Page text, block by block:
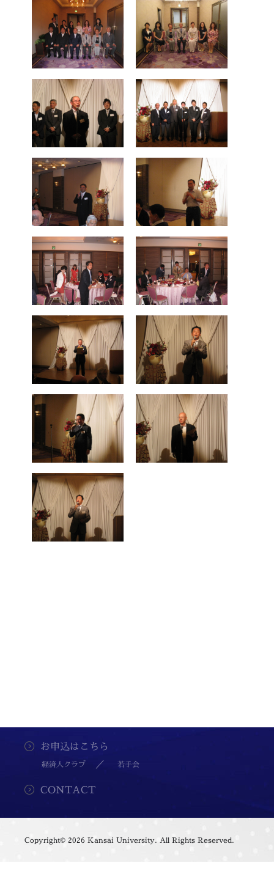
お申込はこちら
経済人クラブ 若手会
CONTACT
Copyright© 2026 Kansai University. All Rights Reserved.